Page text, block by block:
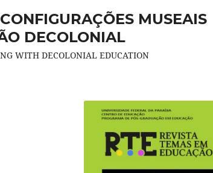
MUSEAIS
DECOLONIAL
WITH DECOLONIAL EDUCATION